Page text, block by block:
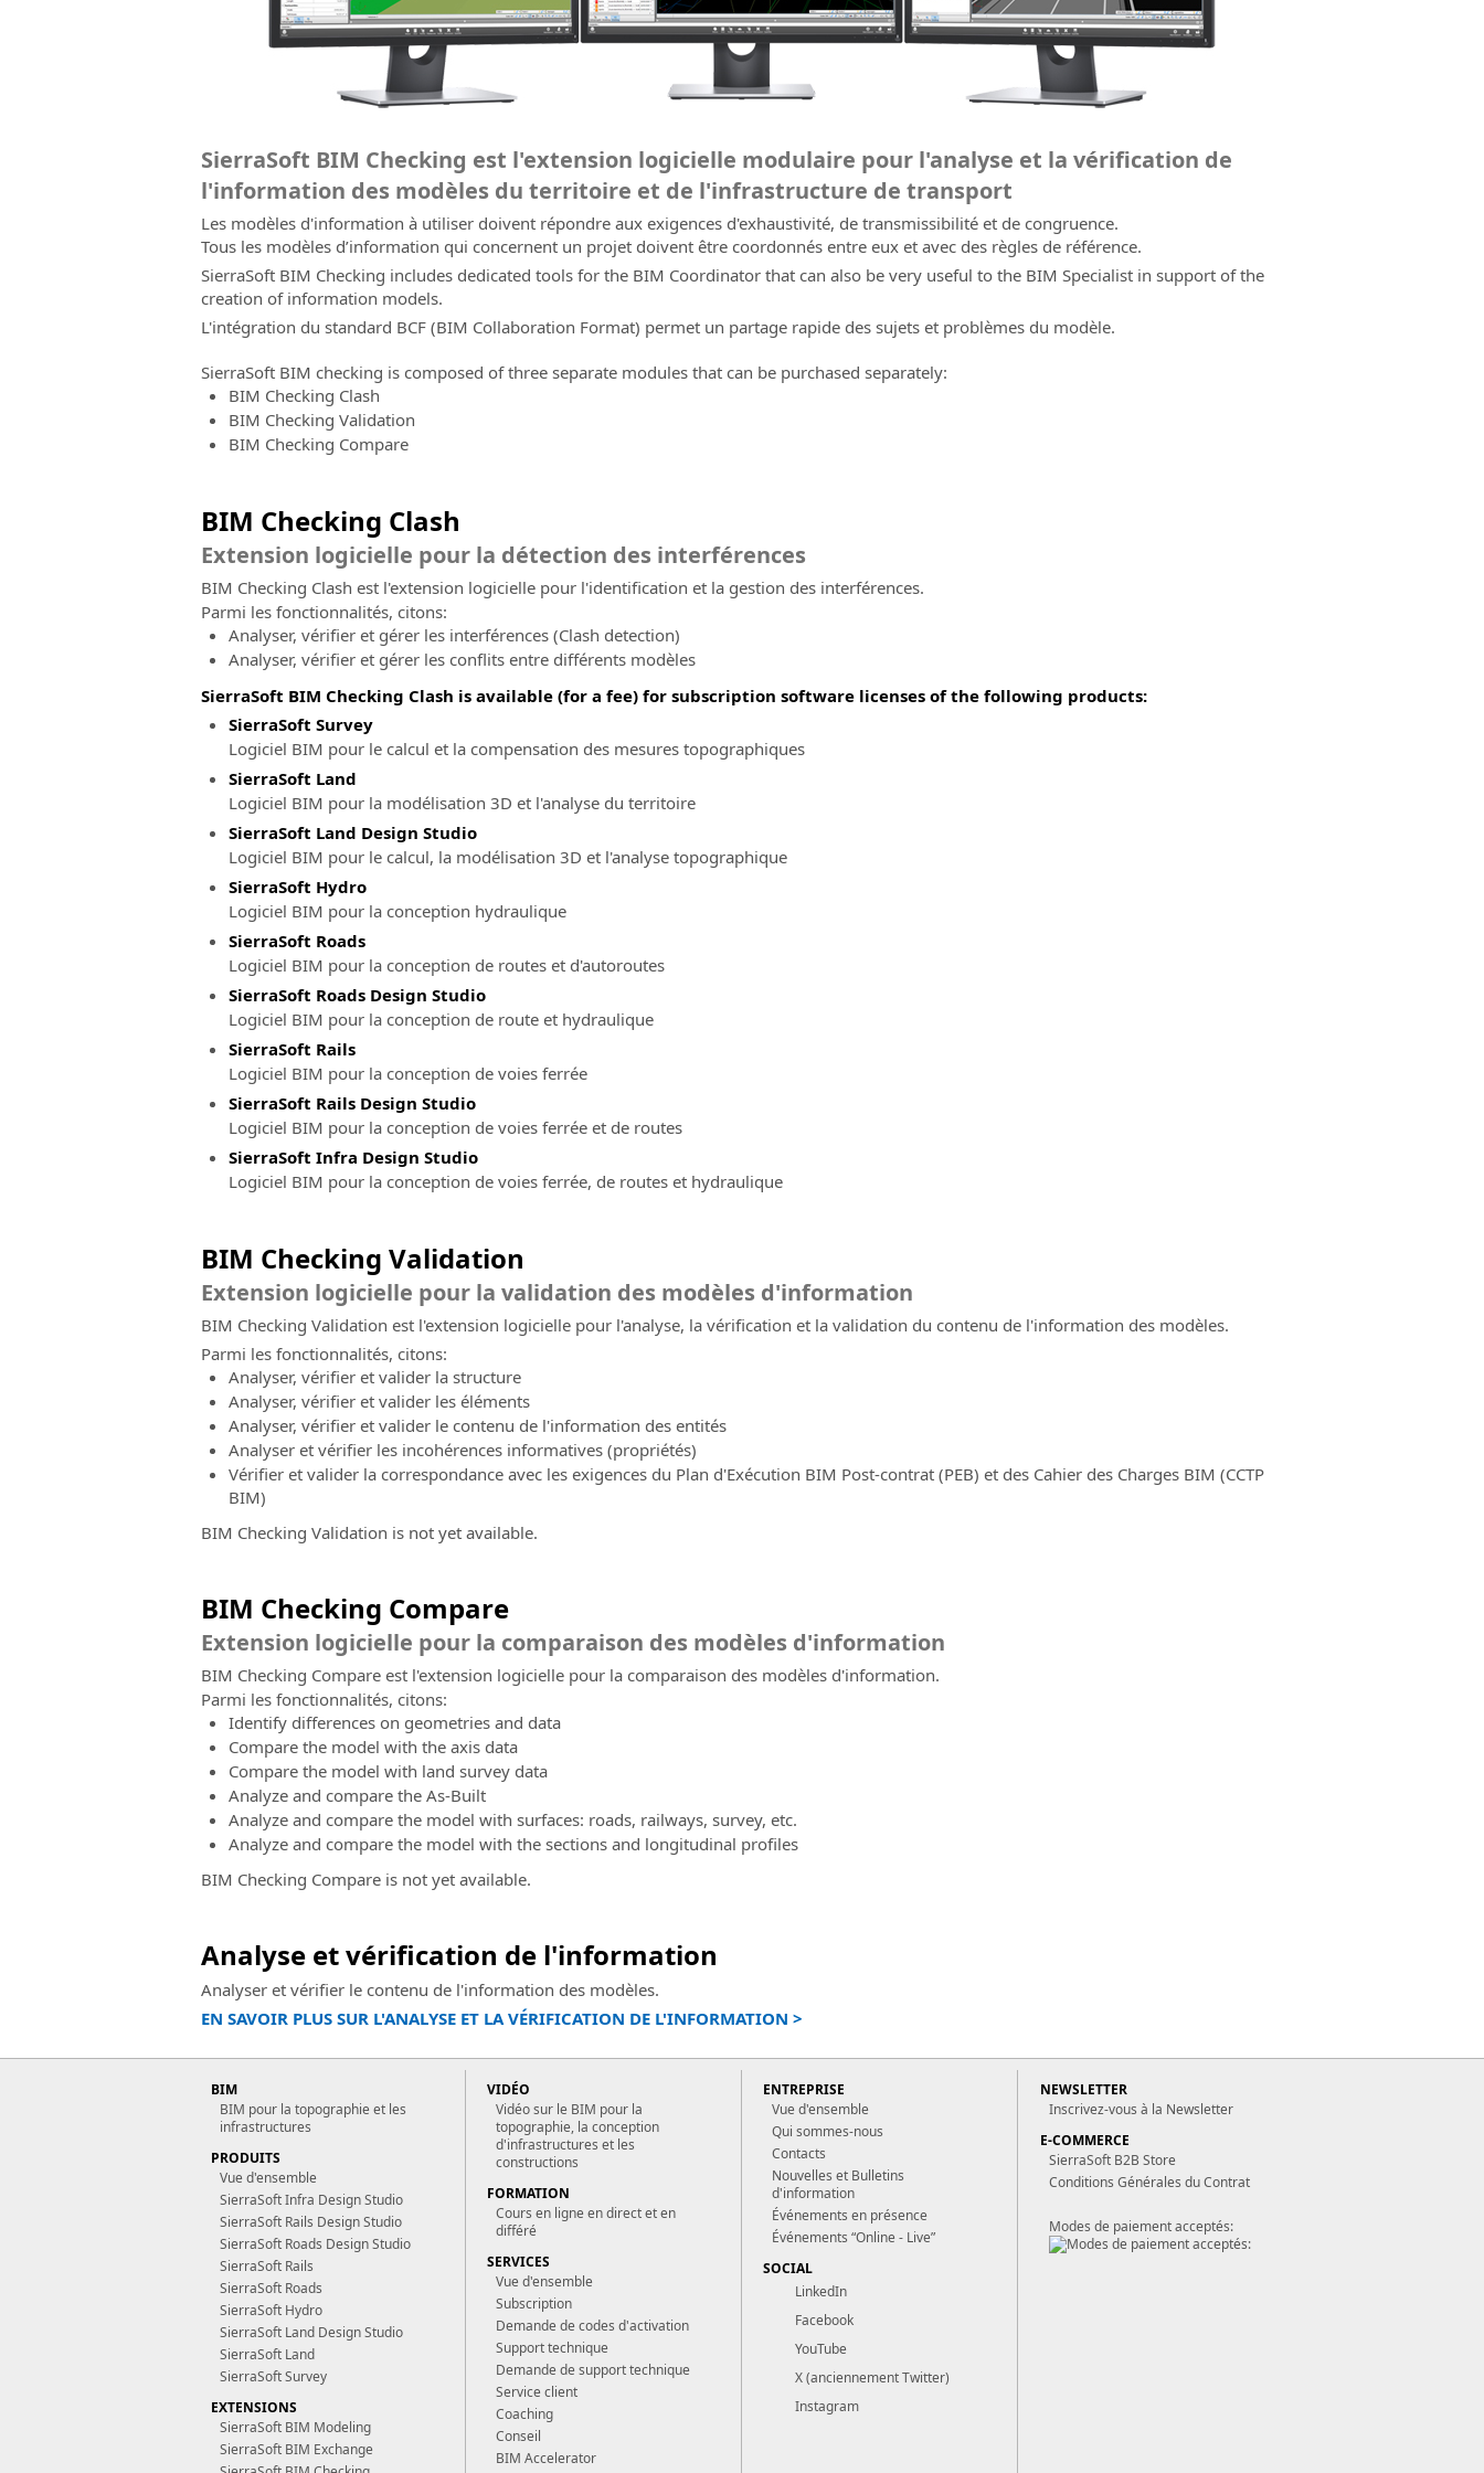
SierraSoft BIM Checking est l'extension logicielle modulaire pour l'analyse et la vérification de
l'information des modèles du territoire et de l'infrastructure de transport
Les modèles d'information à utiliser doivent répondre aux exigences d'exhaustivité, de transmissibilité et de congruence.
Tous les modèles d’information qui concernent un projet doivent être coordonnés entre eux et avec des règles de référence.
SierraSoft BIM Checking includes dedicated tools for the BIM Coordinator that can also be very useful to the BIM Specialist in support of the
creation of information models.
L'intégration du standard BCF (BIM Collaboration Format) permet un partage rapide des sujets et problèmes du modèle.
SierraSoft BIM checking is composed of three separate modules that can be purchased separately:
BIM Checking Clash
BIM Checking Validation
BIM Checking Compare
BIM Checking Clash
Extension logicielle pour la détection des interférences
BIM Checking Clash est l'extension logicielle pour l'identification et la gestion des interférences.
Parmi les fonctionnalités, citons:
Analyser, vérifier et gérer les interférences (Clash detection)
Analyser, vérifier et gérer les conflits entre différents modèles
SierraSoft BIM Checking Clash is available (for a fee) for subscription software licenses of the following products:
SierraSoft Survey
Logiciel BIM pour le calcul et la compensation des mesures topographiques
SierraSoft Land
Logiciel BIM pour la modélisation 3D et l'analyse du territoire
SierraSoft Land Design Studio
Logiciel BIM pour le calcul, la modélisation 3D et l'analyse topographique
SierraSoft Hydro
Logiciel BIM pour la conception hydraulique
SierraSoft Roads
Logiciel BIM pour la conception de routes et d'autoroutes
SierraSoft Roads Design Studio
Logiciel BIM pour la conception de route et hydraulique
SierraSoft Rails
Logiciel BIM pour la conception de voies ferrée
SierraSoft Rails Design Studio
Logiciel BIM pour la conception de voies ferrée et de routes
SierraSoft Infra Design Studio
Logiciel BIM pour la conception de voies ferrée, de routes et hydraulique
BIM Checking Validation
Extension logicielle pour la validation des modèles d'information
BIM Checking Validation est l'extension logicielle pour l'analyse, la vérification et la validation du contenu de l'information des modèles.
Parmi les fonctionnalités, citons:
Analyser, vérifier et valider la structure
Analyser, vérifier et valider les éléments
Analyser, vérifier et valider le contenu de l'information des entités
Analyser et vérifier les incohérences informatives (propriétés)
Vérifier et valider la correspondance avec les exigences du Plan d'Exécution BIM Post-contrat (PEB) et des Cahier des Charges BIM (CCTP
BIM)
BIM Checking Validation is not yet available.
BIM Checking Compare
Extension logicielle pour la comparaison des modèles d'information
BIM Checking Compare est l'extension logicielle pour la comparaison des modèles d'information.
Parmi les fonctionnalités, citons:
Identify differences on geometries and data
Compare the model with the axis data
Compare the model with land survey data
Analyze and compare the As-Built
Analyze and compare the model with surfaces: roads, railways, survey, etc.
Analyze and compare the model with the sections and longitudinal profiles
BIM Checking Compare is not yet available.
Analyse et vérification de l'information
Analyser et vérifier le contenu de l'information des modèles.
EN SAVOIR PLUS SUR L'ANALYSE ET LA VÉRIFICATION DE L'INFORMATION >
BIM
BIM pour la topographie et les
infrastructures
PRODUITS
Vue d'ensemble
SierraSoft Infra Design Studio
SierraSoft Rails Design Studio
SierraSoft Roads Design Studio
SierraSoft Rails
SierraSoft Roads
SierraSoft Hydro
SierraSoft Land Design Studio
SierraSoft Land
SierraSoft Survey
EXTENSIONS
SierraSoft BIM Modeling
SierraSoft BIM Exchange
VIDÉO
Vidéo sur le BIM pour la
topographie, la conception
d'infrastructures et les
constructions
FORMATION
Cours en ligne en direct et en
différé
SERVICES
Vue d'ensemble
Subscription
Demande de codes d'activation
Support technique
Demande de support technique
Service client
Coaching
Conseil
BIM Accelerator
ENTREPRISE
Vue d'ensemble
Qui sommes-nous
Contacts
Nouvelles et Bulletins
d'information
Événements en présence
Événements “Online - Live”
SOCIAL
LinkedIn
Facebook
YouTube
X (anciennement Twitter)
Instagram
NEWSLETTER
Inscrivez-vous à la Newsletter
E-COMMERCE
SierraSoft B2B Store
Conditions Générales du Contrat
Modes de paiement acceptés: